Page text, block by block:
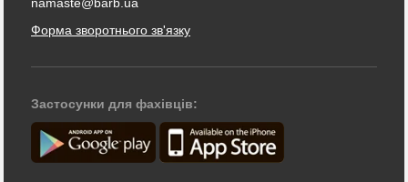
Форма зворотнього зв'язку
Застосунки для фахівців: